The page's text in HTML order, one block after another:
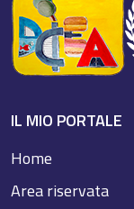
IL MIO PORTALE
Home
Area riservata